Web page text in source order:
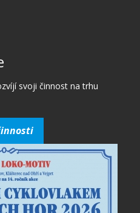
svoji činnost na trhu